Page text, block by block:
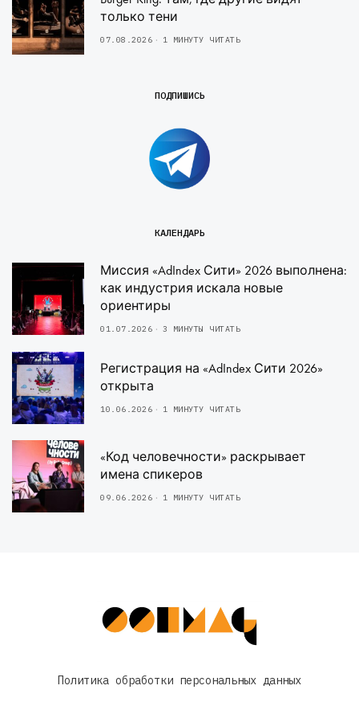
только тени
07.08.2026 1 МИНУТУ ЧИТАТЬ
ПОДПИШИСЬ
КАЛЕНДАРЬ
Миссия «AdIndex Сити» 2026 выполнена:
как индустрия искала новые
ориентиры
01.07.2026 3 МИНУТЫ ЧИТАТЬ
Регистрация на «AdIndex Сити 2026»
открыта
10.06.2026 1 МИНУТУ ЧИТАТЬ
«Код человечности» раскрывает
имена спикеров
09.06.2026 1 МИНУТУ ЧИТАТЬ
Политика обработки персональных данных